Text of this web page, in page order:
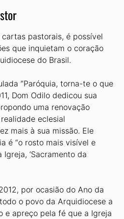
pastorais, é possível
que inquietam o coração
do Brasil.
“Paróquia, torna-te o que
Dom Odilo dedicou sua
uma renovação
eclesial
mais à sua missão. Ele
é “o rosto mais visível e
‘Sacramento da
por ocasião do Ano da
o povo da Arquidiocese a
e apreço pela fé que a Igreja